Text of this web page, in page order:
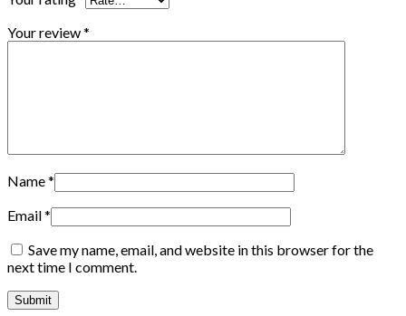
Your review*
Name*
Email*
Save my name, email, and website in this browser for the
next time I comment.